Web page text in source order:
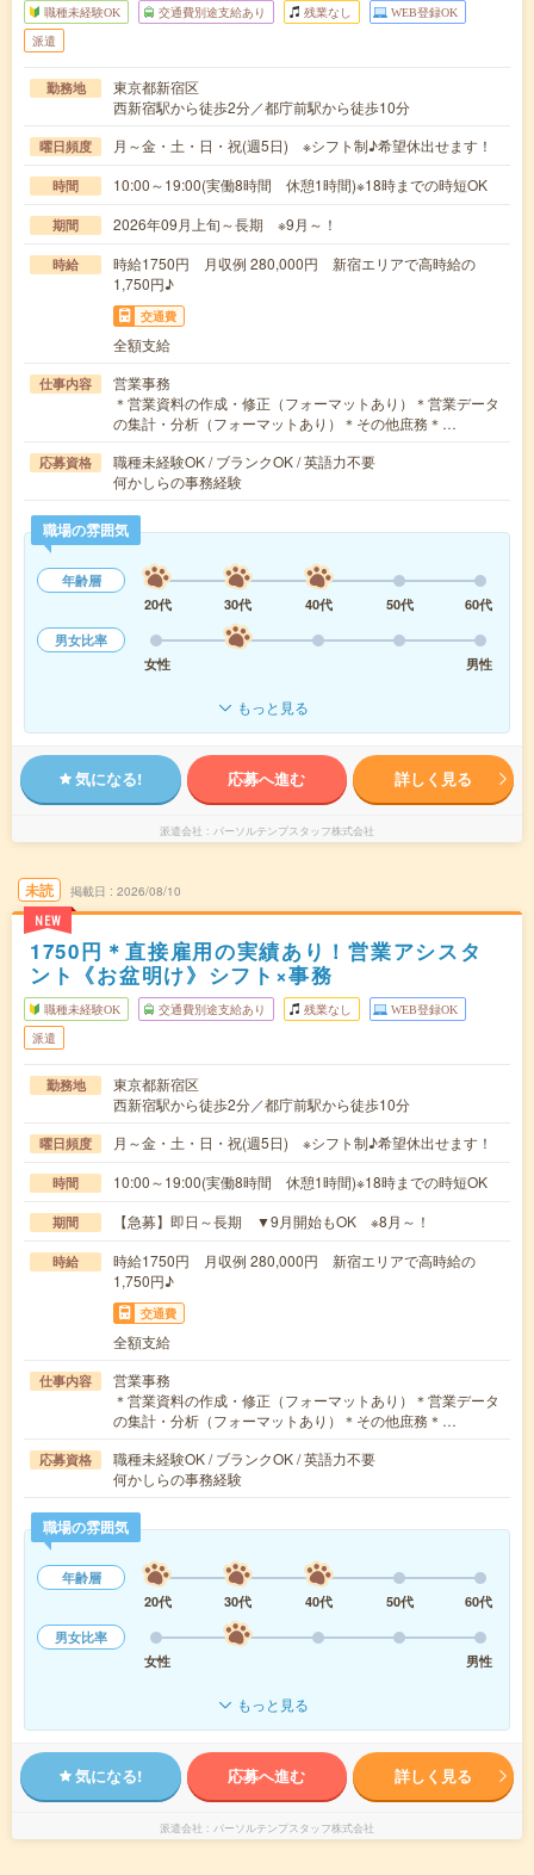
職種未経験OK 交通費別途支給あり 残業なし WEB登録OK
派遣
勤務地
東京都新宿区
西新宿駅から徒歩2分／都庁前駅から徒歩10分
曜日頻度 月～金・土・日・祝(週5日) ※シフト制♪希望休出せます！
時間 10:00～19:00(実働8時間 休憩1時間)※18時までの時短OK
期間 2026年09月上旬～長期 ※9月～！
時給
時給1750円 月収例 280,000円 新宿エリアで高時給の
1,750円♪
交通費
全額支給
仕事内容
営業事務
＊営業資料の作成・修正（フォーマットあり）＊営業データ
の集計・分析（フォーマットあり）＊その他庶務＊…
応募資格
職種未経験OK / ブランクOK / 英語力不要
何かしらの事務経験
職場の雰囲気
年齢層
20代
30代 40代 50代
60代
男女比率
女性
男性
もっと見る
気になる! 応募へ進む 詳しく見る
派遣会社 パーソルテンプスタッフ株式会社
未読
NEW
掲載日 2026/08/10
1750円＊直接雇用の実績あり！営業アシスタ
ント《お盆明け》シフト×事務
職種未経験OK 交通費別途支給あり 残業なし WEB登録OK
派遣
勤務地
東京都新宿区
西新宿駅から徒歩2分／都庁前駅から徒歩10分
曜日頻度 月～金・土・日・祝(週5日) ※シフト制♪希望休出せます！
時間 10:00～19:00(実働8時間 休憩1時間)※18時までの時短OK
期間 【急募】即日～長期 ▼9月開始もOK ※8月～！
時給
時給1750円 月収例 280,000円 新宿エリアで高時給の
1,750円♪
交通費
全額支給
仕事内容
営業事務
＊営業資料の作成・修正（フォーマットあり）＊営業データ
の集計・分析（フォーマットあり）＊その他庶務＊…
応募資格
職種未経験OK / ブランクOK / 英語力不要
何かしらの事務経験
職場の雰囲気
年齢層
20代
30代 40代 50代
60代
男女比率
女性
男性
もっと見る
気になる! 応募へ進む 詳しく見る
派遣会社 パーソルテンプスタッフ株式会社